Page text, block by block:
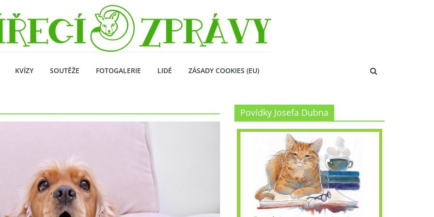
KVÍZY SOUTĚŽE FOTOGALERIE LIDÉ ZÁSADY COOKIES (EU)
Povídky Josefa Dubna